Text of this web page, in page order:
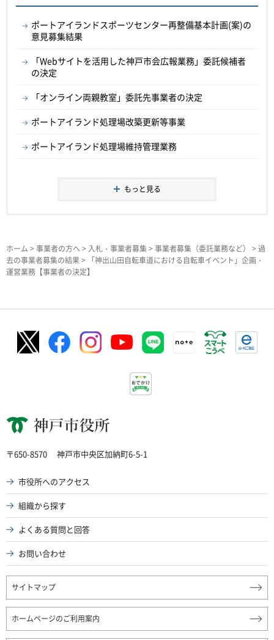
ポートアイランドスポーツセンター再整備基本計画(案)の
意見募集結果
「Webサイトを活用した神戸市会広報業務」委託候補者
の決定
「オンライン両親教室」委託先事業者の決定
ポートアイランド処理場改築更新等事業
ポートアイランド処理場維持管理業務
もっと見る
ホーム > 事業者の方へ > 入札・事業者募集> 事業者募集（委託業務など） > 過
去の事業者募集の結果> 「神出山田自転車道における自転車イベント」企画・
運営業務【事業者の決定】
神戸市役所
〒650-8570 神戸市中央区加納町6-5-1
市役所へのアクセス
組織から探す
よくある質問と回答
お問い合わせ
サイトマップ
ホームページのご利用案内